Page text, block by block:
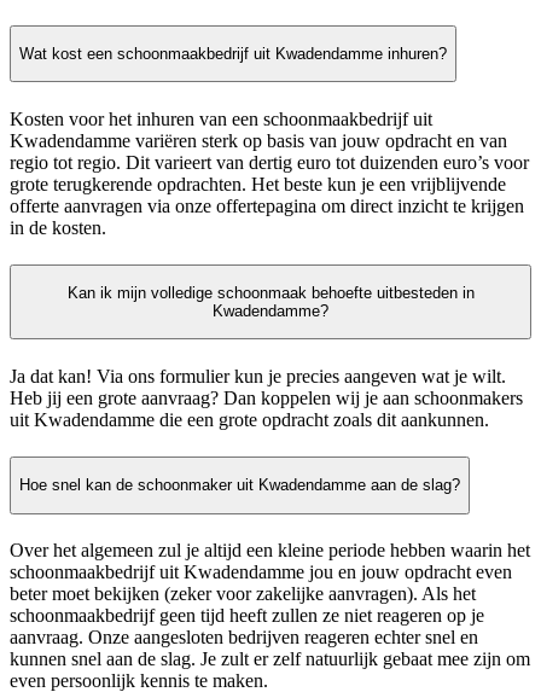
Wat kost een schoonmaakbedrijf uit Kwadendamme inhuren?
Kosten voor het inhuren van een schoonmaakbedrijf uit
Kwadendamme variëren sterk op basis van jouw opdracht en van
regio tot regio. Dit varieert van dertig euro tot duizenden euro’s voor
grote terugkerende opdrachten. Het beste kun je een vrijblijvende
offerte aanvragen via onze offertepagina om direct inzicht te krijgen
in de kosten.
Kan ik mijn volledige schoonmaak behoefte uitbesteden in
Kwadendamme?
Ja dat kan! Via ons formulier kun je precies aangeven wat je wilt.
Heb jij een grote aanvraag? Dan koppelen wij je aan schoonmakers
uit Kwadendamme die een grote opdracht zoals dit aankunnen.
Hoe snel kan de schoonmaker uit Kwadendamme aan de slag?
Over het algemeen zul je altijd een kleine periode hebben waarin het
schoonmaakbedrijf uit Kwadendamme jou en jouw opdracht even
beter moet bekijken (zeker voor zakelijke aanvragen). Als het
schoonmaakbedrijf geen tijd heeft zullen ze niet reageren op je
aanvraag. Onze aangesloten bedrijven reageren echter snel en
kunnen snel aan de slag. Je zult er zelf natuurlijk gebaat mee zijn om
even persoonlijk kennis te maken.